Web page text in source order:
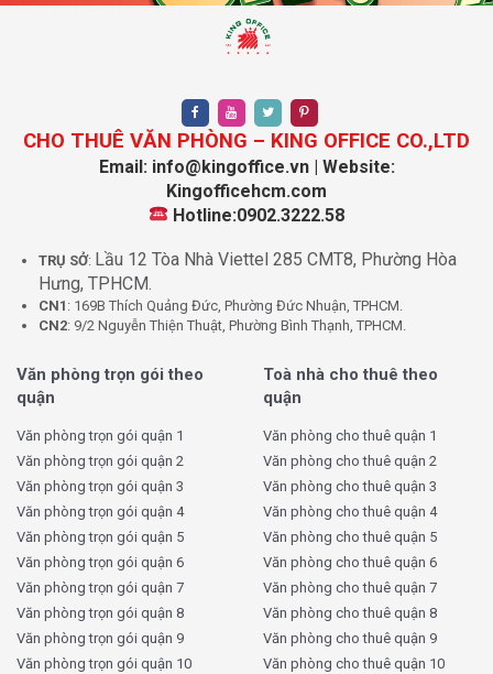
CHO THUÊ VĂN PHÒNG – KING OFFICE CO.,LTD
Email: info@kingoffice.vn | Website:
Kingofficehcm.com
Hotline:0902.3222.58
TRỤ SỞ: Lầu 12 Tòa Nhà Viettel 285 CMT8, Phường Hòa
Hưng, TPHCM.
CN1 : 169B Thích Quảng Đức, Phường Đức Nhuận, TPHCM.
CN2: 9/2 Nguyễn Thiện Thuật, Phường Bình Thạnh, TPHCM.
Văn phòng trọn gói theo
quận
Văn phòng trọn gói quận 1
Văn phòng trọn gói quận 2
Văn phòng trọn gói quận 3
Văn phòng trọn gói quận 4
Văn phòng trọn gói quận 5
Văn phòng trọn gói quận 6
Văn phòng trọn gói quận 7
Văn phòng trọn gói quận 8
Văn phòng trọn gói quận 9
Văn phòng trọn gói quận 10
Toà nhà cho thuê theo
quận
Văn phòng cho thuê quận 1
Văn phòng cho thuê quận 2
Văn phòng cho thuê quận 3
Văn phòng cho thuê quận 4
Văn phòng cho thuê quận 5
Văn phòng cho thuê quận 6
Văn phòng cho thuê quận 7
Văn phòng cho thuê quận 8
Văn phòng cho thuê quận 9
Văn phòng cho thuê quận 10